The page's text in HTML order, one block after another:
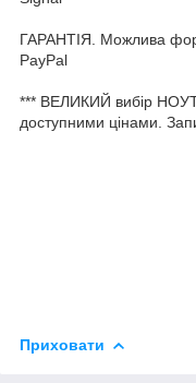
ГАРАНТІЯ. Можлива
PayPal
*** ВЕЛИКИЙ вибір
доступними цінами.
Приховати